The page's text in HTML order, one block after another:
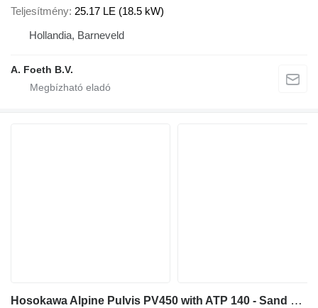
Teljesítmény 25.17 LE (18.5 kW)
Hollandia, Barneveld
A. Foeth B.V.
Hosokawa Alpine Pulvis PV450 with ATP 140 - Sand mill